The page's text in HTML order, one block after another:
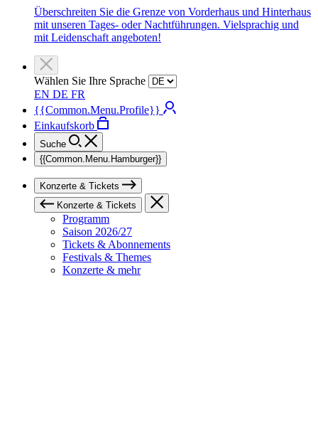
Überschreiten Sie die Grenze von Vorderhaus und Hinterhaus
mit unseren Tages- oder Nachtführungen. Vielsprachig und
mit Leidenschaft angeboten!
Wählen Sie Ihre Sprache
EN DE FR
{{Common.Menu.Profile}}
Einkaufskorb
Suche
{{Common.Menu.Hamburger}}
Konzerte & Tickets
Konzerte & Tickets
Programm
Saison 2026/27
Tickets & Abonnements
Festivals & Themes
Konzerte & mehr